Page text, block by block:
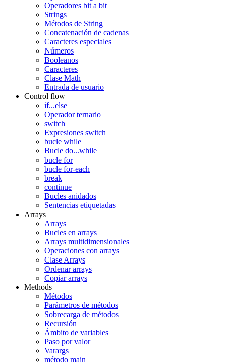
Operadores bit a bit
Strings
Métodos de String
Concatenación de cadenas
Caracteres especiales
Números
Booleanos
Caracteres
Clase Math
Entrada de usuario
Control flow
if...else
Operador ternario
switch
Expresiones switch
bucle while
Bucle do...while
bucle for
bucle for-each
break
continue
Bucles anidados
Sentencias etiquetadas
Arrays
Arrays
Bucles en arrays
Arrays multidimensionales
Operaciones con arrays
Clase Arrays
Ordenar arrays
Copiar arrays
Methods
Métodos
Parámetros de métodos
Sobrecarga de métodos
Recursión
Ámbito de variables
Paso por valor
Varargs
método main